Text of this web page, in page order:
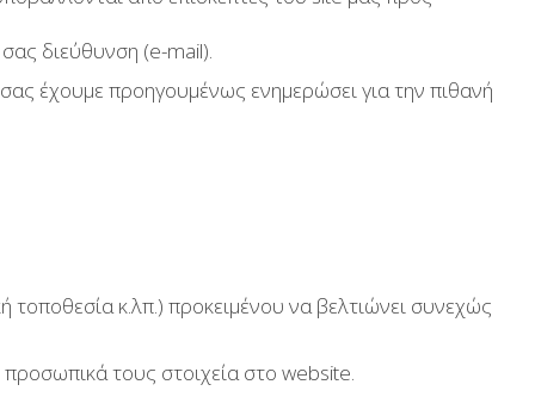
διεύθυνση (e-mail).
έχουμε προηγουμένως ενημερώσει για την πιθανή
κ.λπ.) προκειμένου να βελτιώνει συνεχώς
τους στοιχεία στο website.